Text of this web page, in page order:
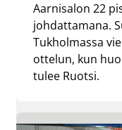
Aarnisalon 22
johdattamana.
Tukholmassa
ottelun, kun
tulee Ruotsi.